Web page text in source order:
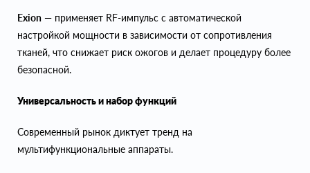
Exion — применяет RF-импульс с автоматической
настройкой мощности в зависимости от сопротивления
тканей, что снижает риск ожогов и делает процедуру более
безопасной.
Универсальность и набор функций
Современный рынок диктует тренд на
мультифункциональные аппараты.